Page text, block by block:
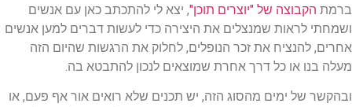
ברמת הקבוצה של "יוצרים תוכן", יצא לי להתכתב כאן עם אנשים
ושמחתי לראות שמנצלים את היצירה כדי לעשות דברים למען אנשים
אחרים, להנציח את זכר הנופלים, לחלוק את הרגשות שהיום הזה
מעלה בנו או כל דרך אחרת שמוצאים לנכון להתבטא בה.
ובהקשר של ימים מהסוג הזה, יש תכנים שלא רואים אור אף פעם, או